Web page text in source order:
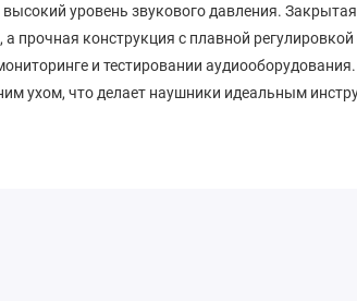
уровень звукового давления.
прочная конструкция с плавной
и тестировании
ухом, что делает наушники идеальным